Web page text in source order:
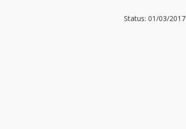
Status: 01/03/2017